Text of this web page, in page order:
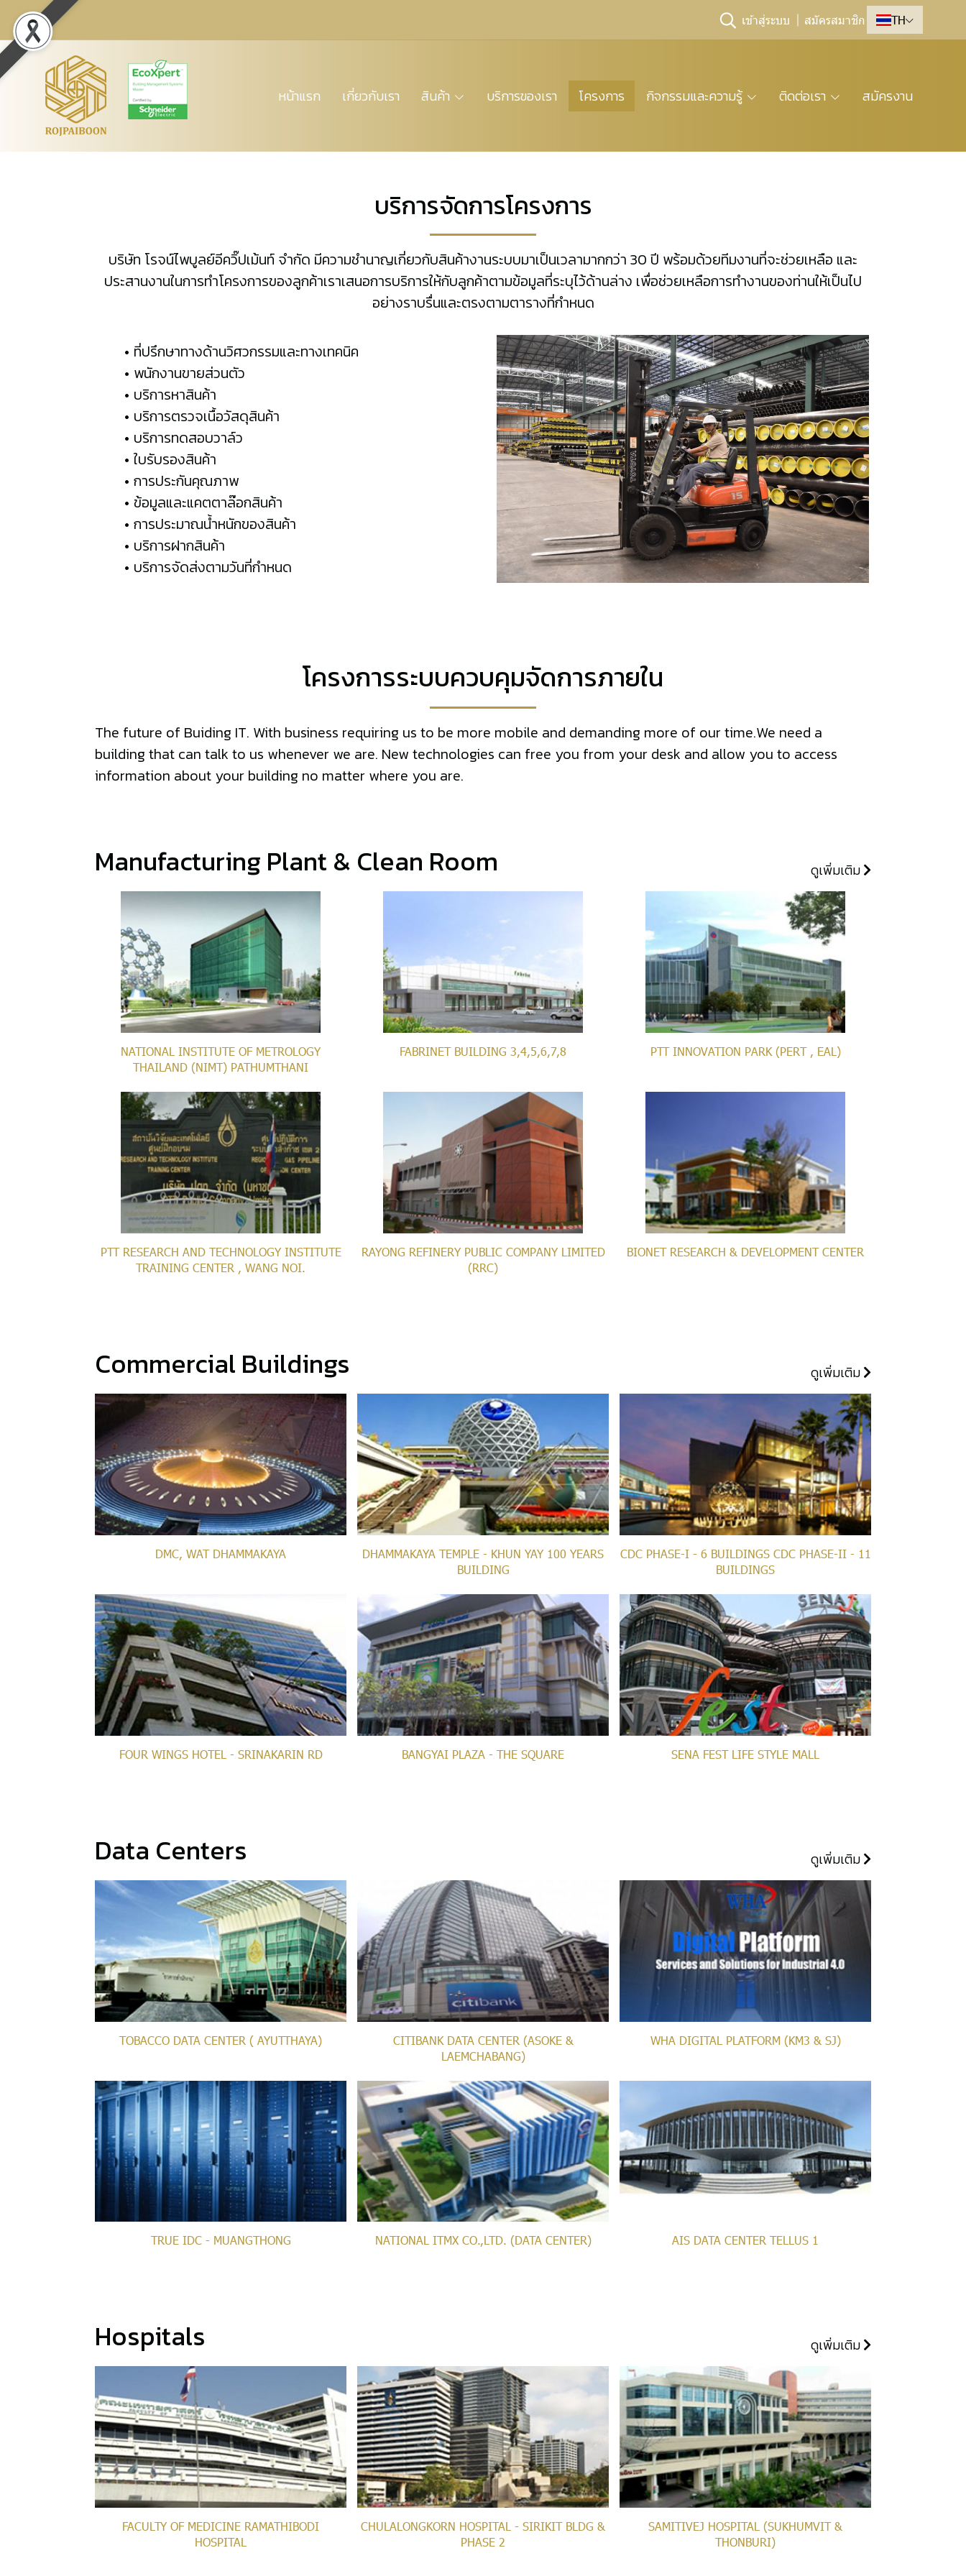
เข้าสู่ระบบ สมัครสมาชิก TH
หน้าแรก เกี่ยวกับเรา สินค้า บริการของเรา โครงการ กิจกรรมและความรู้ ติดต่อเรา สมัครงาน
บริการจัดการโครงการ
บริษัท โรจน์ไพบูลย์อีควิ๊ปเม้นท์ จำกัด มีความชำนาญเกี่ยวกับสินค้างานระบบมาเป็นเวลามากกว่า 30 ปี พร้อมด้วยทีมงานที่จะช่วยเหลือ และ
ประสานงานในการทำโครงการของลูกค้าเราเสนอการบริการให้กับลูกค้าตามข้อมูลที่ระบุไว้ด้านล่าง เพื่อช่วยเหลือการทำงานของท่านให้เป็นไป
อย่างราบรื่นและตรงตามตารางที่กำหนด
ที่ปรึกษาทางด้านวิศวกรรมและทางเทคนิค
พนักงานขายส่วนตัว
บริการหาสินค้า
บริการตรวจเนื้อวัสดุสินค้า
บริการทดสอบวาล์ว
ใบรับรองสินค้า
การประกันคุณภาพ
ข้อมูลและแคตตาล๊อกสินค้า
การประมาณน้ำหนักของสินค้า
บริการฝากสินค้า
บริการจัดส่งตามวันที่กำหนด
โครงการระบบควบคุมจัดการภายใน
The future of Buiding IT. With business requiring us to be more mobile and demanding more of our time.We need a
building that can talk to us whenever we are. New technologies can free you from your desk and allow you to access
information about your building no matter where you are.
Manufacturing Plant & Clean Room ดูเพิ่มเติม
NATIONAL INSTITUTE OF METROLOGY
THAILAND (NIMT) PATHUMTHANI
FABRINET BUILDING 3,4,5,6,7,8 PTT INNOVATION PARK (PERT , EAL)
PTT RESEARCH AND TECHNOLOGY INSTITUTE
TRAINING CENTER , WANG NOI.
RAYONG REFINERY PUBLIC COMPANY LIMITED
(RRC)
BIONET RESEARCH & DEVELOPMENT CENTER
Commercial Buildings ดูเพิ่มเติม
DMC, WAT DHAMMAKAYA
DHAMMAKAYA TEMPLE - KHUN YAY 100 YEARS
BUILDING
CDC PHASE-I - 6 BUILDINGS CDC PHASE-II - 11
BUILDINGS
FOUR WINGS HOTEL - SRINAKARIN RD BANGYAI PLAZA - THE SQUARE SENA FEST LIFE STYLE MALL
Data Centers ดูเพิ่มเติม
TOBACCO DATA CENTER ( AYUTTHAYA)
CITIBANK DATA CENTER (ASOKE &
LAEMCHABANG)
WHA DIGITAL PLATFORM (KM3 & SJ)
TRUE IDC - MUANGTHONG NATIONAL ITMX CO.,LTD. (DATA CENTER) AIS DATA CENTER TELLUS 1
Hospitals ดูเพิ่มเติม
FACULTY OF MEDICINE RAMATHIBODI
HOSPITAL
CHULALONGKORN HOSPITAL - SIRIKIT BLDG &
PHASE 2
SAMITIVEJ HOSPITAL (SUKHUMVIT &
THONBURI)